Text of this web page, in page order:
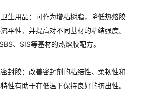
生用品：可作为增粘树脂，降低热熔胶
平性，并提高对不同基材的粘结强度。
、SIS等基材的热熔胶配方。
封胶：改善密封剂的粘结性、柔韧性和
性有助于在低温下保持良好的挤出性。